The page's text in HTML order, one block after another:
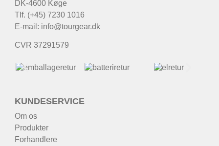
DK-4600 Køge
Tlf. (+45) 7230 1016
E-mail: info@tourgear.dk
CVR 37291579
KUNDESERVICE
Om os
Produkter
Forhandlere